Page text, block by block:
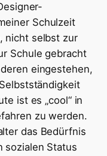
Schulzeit
nicht selbst zur
Schule gebracht
eingestehen,
ist es „cool“ in
zu werden.
das Bedürfnis
sozialen Status